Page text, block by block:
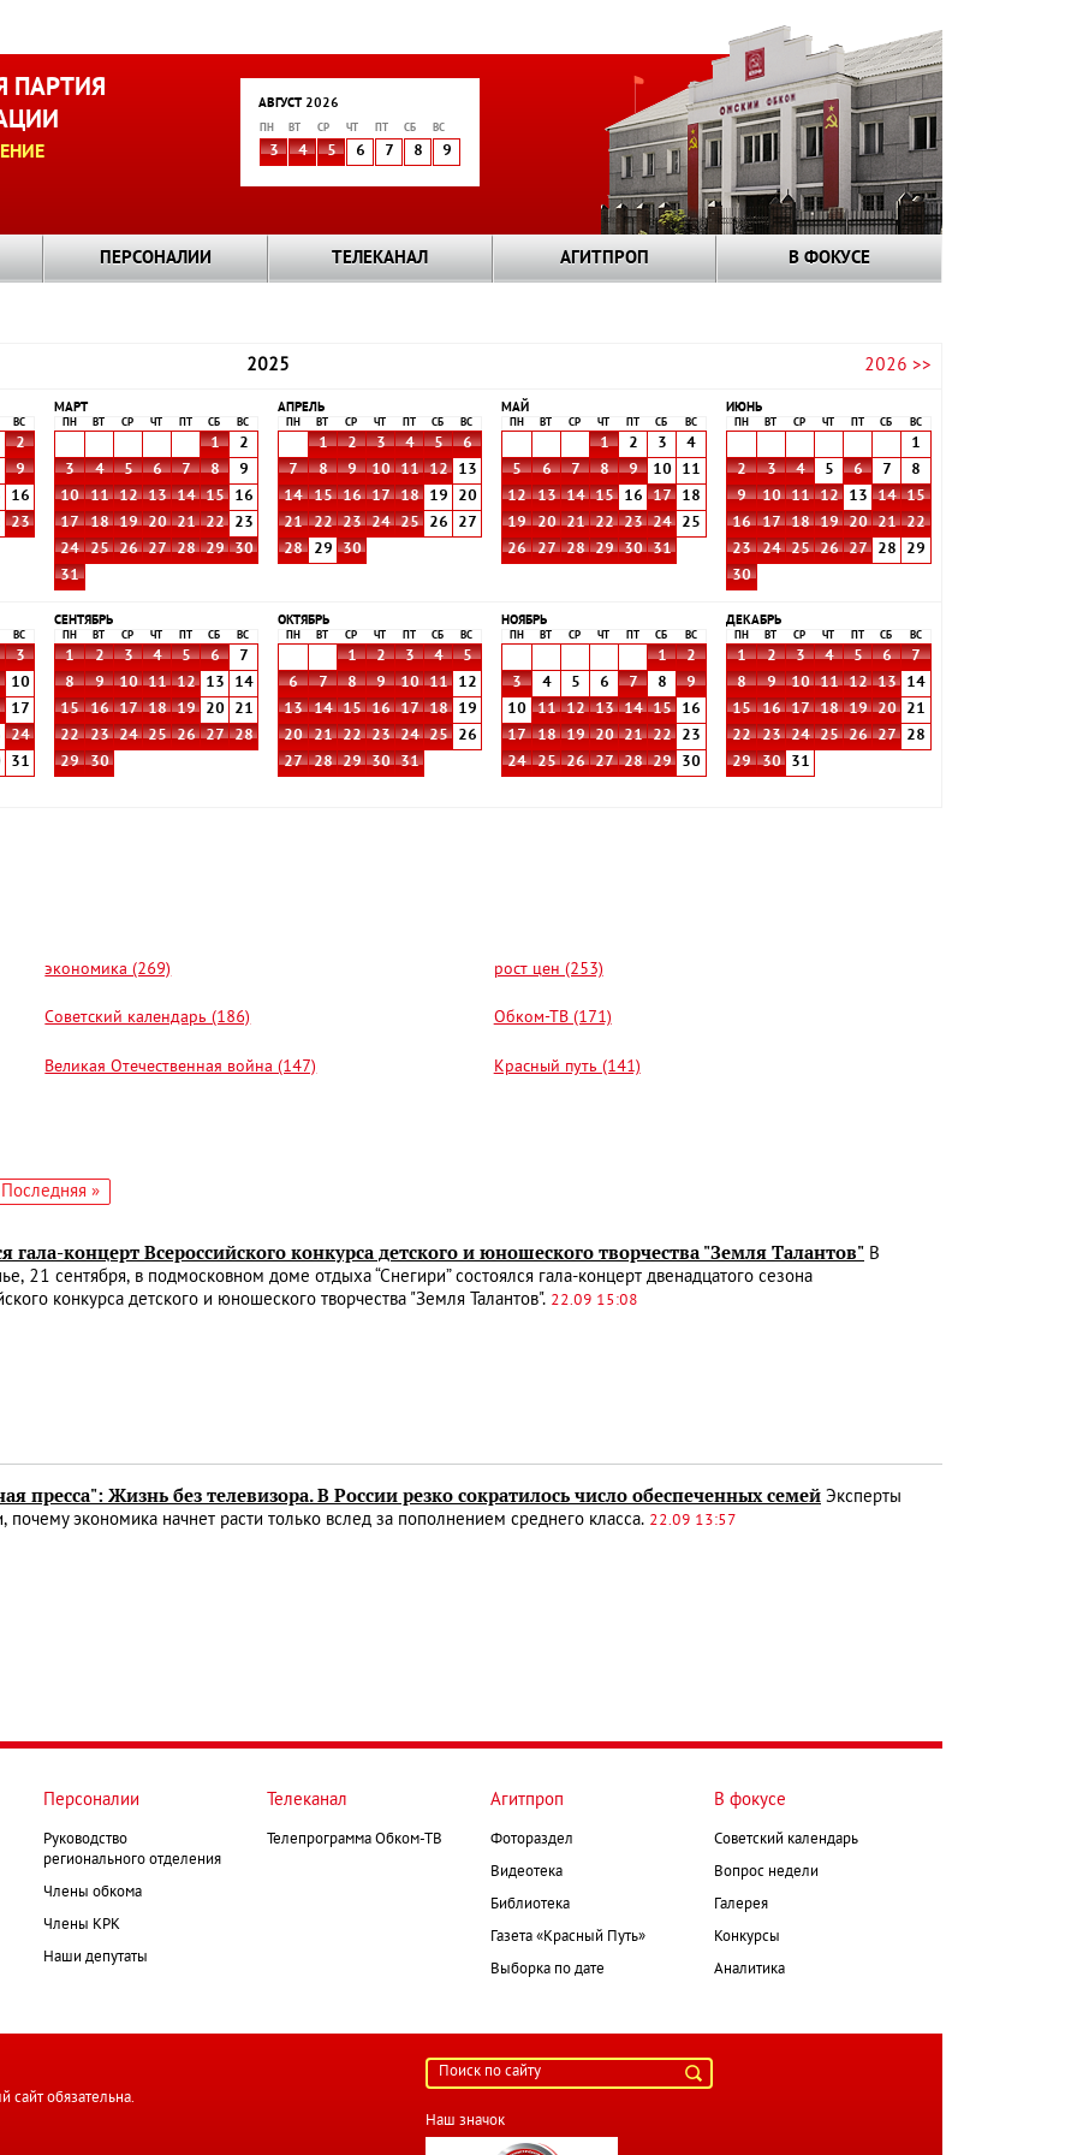
ПАРТИЯ
АВГУСТ 2026
ПН ВТ СР ЧТ СБ ВС
3 4 5 6 7 8 9
ПЕРСОНАЛИИ ТЕЛЕКАНАЛ АГИТПРОП В ФОКУСЕ
2025 2026 >>
ВС
2
9
16
23
МАРТ
ПН ВТ СР ЧТ СБ ВС
1
2
3
4 5 6 7 8
9
10
11 12 13 14 15
16
17
18 19 20 21 22
23
24
25 26 27 28 29
30
31
АПРЕЛЬ
ПН ВТ СР ЧТ СБ ВС
1 2 3 4 5
6
7
8 9 10 11 12
13
14
15 16 17 18 19
20
21
22 23 24 25 26
27
28
29 30
МАЙ
ПН ВТ СР ЧТ СБ ВС
1 2 3
4
5
6 7 8 9 10
11
12
13 14 15 16 17
18
19
20 21 22 23 24
25
26
27 28 29 30 31
ИЮНЬ
ПН ВТ СР ЧТ СБ ВС
1
2
3 4 5 6 7
8
9
10 11 12 13 14
15
16
17 18 19 20 21
22
23
24 25 26 27 28
29
30
ВС
3
10
17
24
31
СЕНТЯБРЬ
ПН ВТ СР ЧТ СБ ВС
1 2 3 4 5 6
7
8
9 10 11 12 13
14
15
16 17 18 19 20
21
22
23 24 25 26 27
28
29
30
ОКТЯБРЬ
ПН ВТ СР ЧТ СБ ВС
1 2 3 4
5
6
7 8 9 10 11
12
13
14 15 16 17 18
19
20
21 22 23 24 25
26
27
28 29 30 31
НОЯБРЬ
ПН ВТ СР ЧТ СБ ВС
1
2
3
4 5 6 7 8
9
10
11 12 13 14 15
16
17
18 19 20 21 22
23
24
25 26 27 28 29 30
ДЕКАБРЬ
ПН ВТ СР ЧТ СБ ВС
1 2 3 4 5 6
7
8
9 10 11 12 13
14
15
16 17 18 19 20
21
22
23 24 25 26 27
28
29
30 31
экономика (269) рост цен (253)
Советский календарь (186) Обком-ТВ (171)
Великая Отечественная война (147) Красный путь (141)
Последняя
Последняя »
гала-концерт Всероссийского конкурса детского и юношеского творчества "Земля Талантов" В
21 сентября, в подмосковном доме отдыха “Снегири” состоялся гала-концерт двенадцатого сезона
конкурса детского и юношеского творчества "Земля Талантов". 22.09 15:08
пресса": Жизнь без телевизора. В России резко сократилось число обеспеченных семей Эксперты
почему экономика начнет расти только вслед за пополнением среднего класса. 22.09 13:57
Персоналии
Руководство
регионального отделения
Члены обкома
Члены КРК
Наши депутаты
Телеканал
Телепрограмма Обком-ТВ
Агитпроп
Фотораздел
Видеотека
Библиотека
Газета «Красный Путь»
Выборка по дате
В фокусе
Советский календарь
Вопрос недели
Галерея
Конкурсы
Аналитика
сайт обязательна.
Наш значок